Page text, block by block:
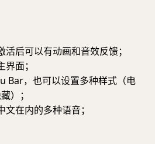
活后可以有动画和音效反馈；
面；
Bar，也可以设置多种样式（电
）；
文在内的多种语音；